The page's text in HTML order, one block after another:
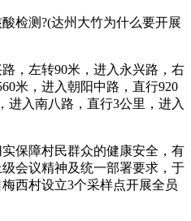
检测?(达州大竹为什么要开展
，左转90米，进入永兴路，右
米，进入朝阳中路，直行920
进入南八路，直行3公里，进入
保障村民群众的健康安全，有
会议精神及统一部署要求，于
西村设立3个采样点开展全员